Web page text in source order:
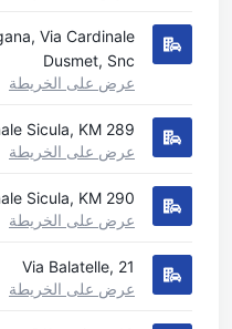
Via Cardinale
Dusmet, Snc
عرض على الخريطة
Sicula, KM 289
عرض على الخريطة
Sicula, KM 290
عرض على الخريطة
Via Balatelle, 21
عرض على الخريطة